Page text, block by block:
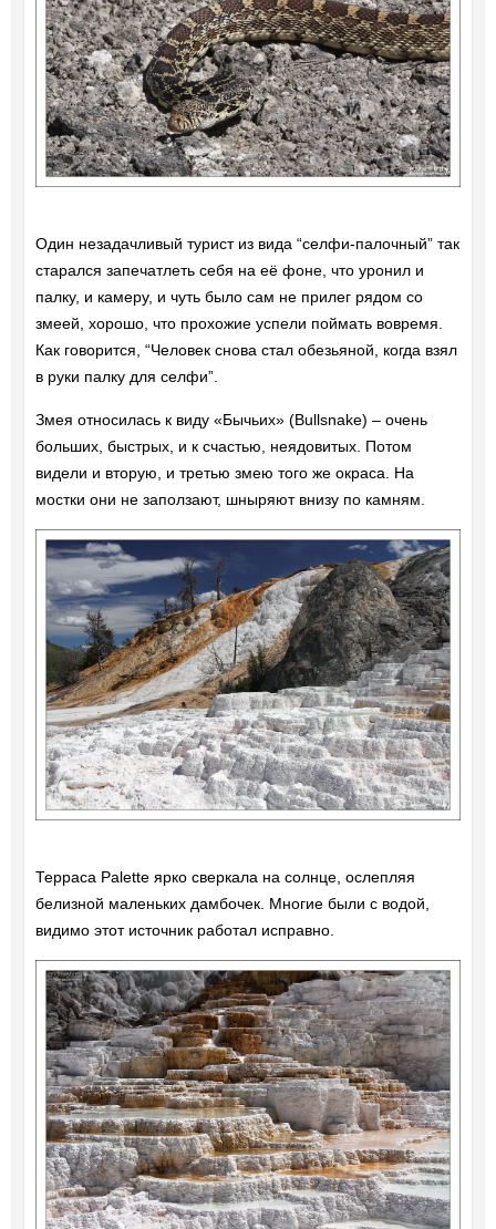
Один незадачливый турист из вида “селфи-палочный” так
старался запечатлеть себя на её фоне, что уронил и
палку, и камеру, и чуть было сам не прилег рядом со
змеей, хорошо, что прохожие успели поймать вовремя.
Как говорится, “Человек снова стал обезьяной, когда взял
в руки палку для селфи”.
Змея относилась к виду «Бычьих» (Bullsnake) – очень
больших, быстрых, и к счастью, неядовитых. Потом
видели и вторую, и третью змею того же окраса. На
мостки они не заползают, шныряют внизу по камням.
Терраса Palette ярко сверкала на солнце, ослепляя
белизной маленьких дамбочек. Многие были с водой,
видимо этот источник работал исправно.